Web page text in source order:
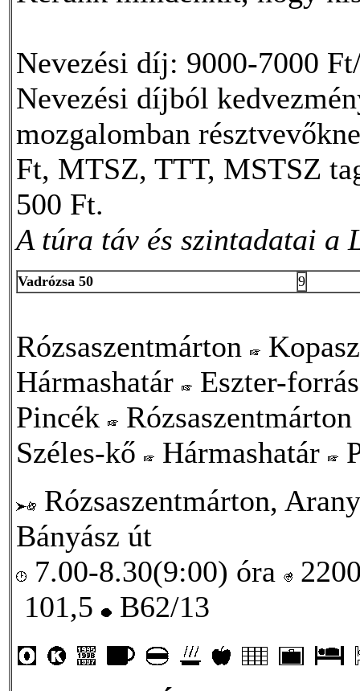
Nevezési díj: 9000-7000
Nevezési díjból
mozgalomban
Ft, MTSZ, TTT, MSTSZ
500 Ft.
A túra táv és szintadatai a
Vadrózsa 50 9
Rózsaszentmárton
Hármashatár
Eszter-
Pincék
Rózsaszentmárton
Széles-kő
Hármashatár
Rózsaszentmárton,
Bányász út
7.00-8.30(9:00) óra
101,5
B62/13